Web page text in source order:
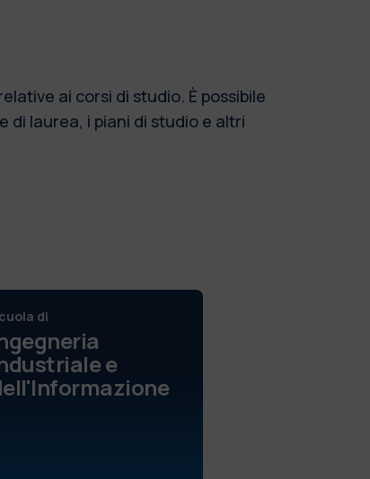
ai corsi di studio. È possibile
di laurea, i piani di studio e altri
di
e